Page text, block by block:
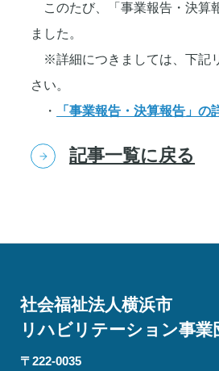
このたび、「事業報告・決算
ました。
※詳細につきましては、下記
さい。
・
「事業報告・決算報告」の
記事一覧に戻る
社会福祉法人横浜市
リハビリテーション事業
〒222-0035